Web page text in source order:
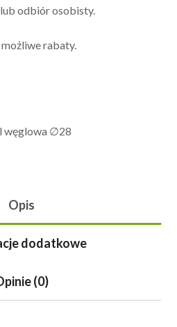
odbiór osobisty.
rabaty.
węglowa ∅28
Opis
dodatkowe
(0)